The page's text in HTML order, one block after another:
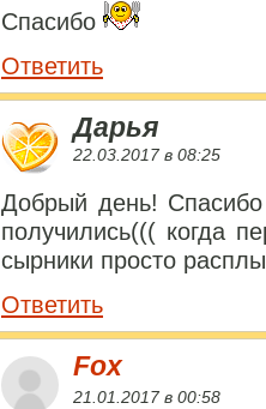
Спасибо
Ответить
Дарья
22.03.2017 в 08:25
Добрый день!
получились((( когда
сырники просто
Ответить
Fox
21.01.2017 в 00:58